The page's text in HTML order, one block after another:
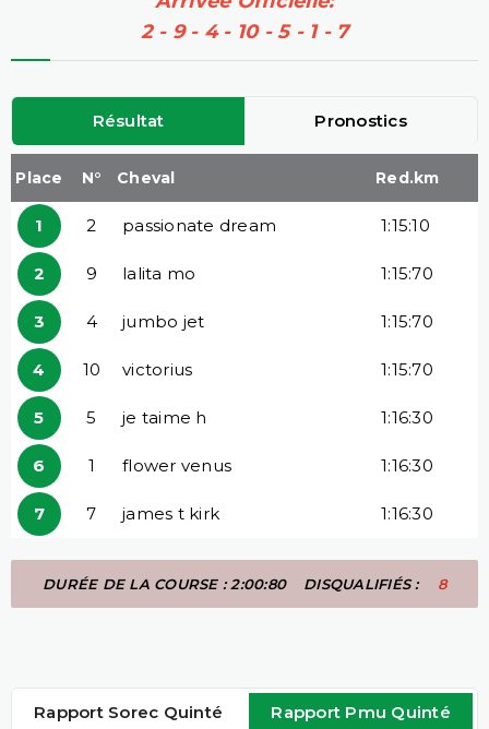
2 - 9 - 4 - 10 - 5 - 1 - 7
Résultat Pronostics
Place N° Cheval Red.km
1 2 passionate dream 1:15:10
2 9 lalita mo 1:15:70
3 4 jumbo jet 1:15:70
4 10 victorius 1:15:70
5 5 je taime h 1:16:30
6 1 flower venus 1:16:30
7 7 james t kirk 1:16:30
DURÉE DE LA COURSE : 2:00:80 DISQUALIFIÉS : 8
Rapport Sorec Quinté Rapport Pmu Quinté